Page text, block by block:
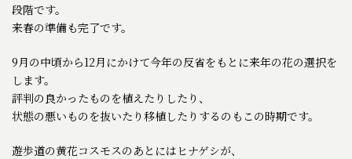
段階です。
来春の準備も完了です。
9月の中頃から12月にかけて今年の反省をもとに来年の花の選択を
します。
評判の良かったものを植えたりしたり、
状態の悪いものを抜いたり移植したりするのもこの時期です。
遊歩道の黄花コスモスのあとにはヒナゲシが、